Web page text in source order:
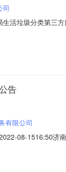
司
活垃圾分类第三
中标人地址：中
告
有限公司
08-1516:50济